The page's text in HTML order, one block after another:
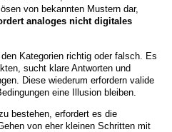
von bekannten Mustern dar,
analoges nicht digitales
Kategorien richtig oder falsch. Es
sucht klare Antworten und
Diese wiederum erfordern valide
eine Illusion bleiben.
bestehen, erfordert es die
von eher kleinen Schritten mit